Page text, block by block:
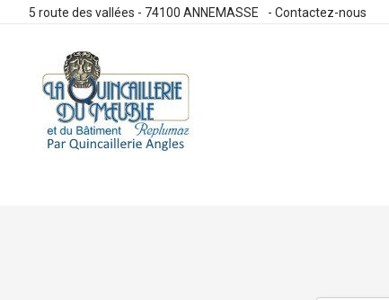
5 route des vallées - 74100 ANNEMASSE - Contactez-nous